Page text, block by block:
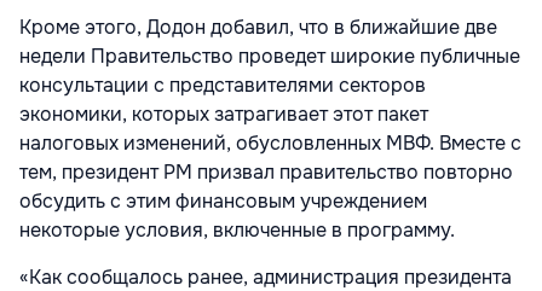
Кроме этого, Додон добавил, что в ближайшие две
недели Правительство проведет широкие публичные
консультации с представителями секторов
экономики, которых затрагивает этот пакет
налоговых изменений, обусловленных МВФ. Вместе с
тем, президент РМ призвал правительство повторно
обсудить с этим финансовым учреждением
некоторые условия, включенные в программу.
«Как сообщалось ранее, администрация президента